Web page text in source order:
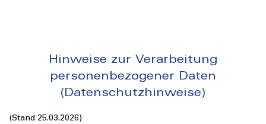
Hinweise zur Verarbeitung
personenbezogener Daten
(Datenschutzhinweise)
(Stand 25.03.2026)